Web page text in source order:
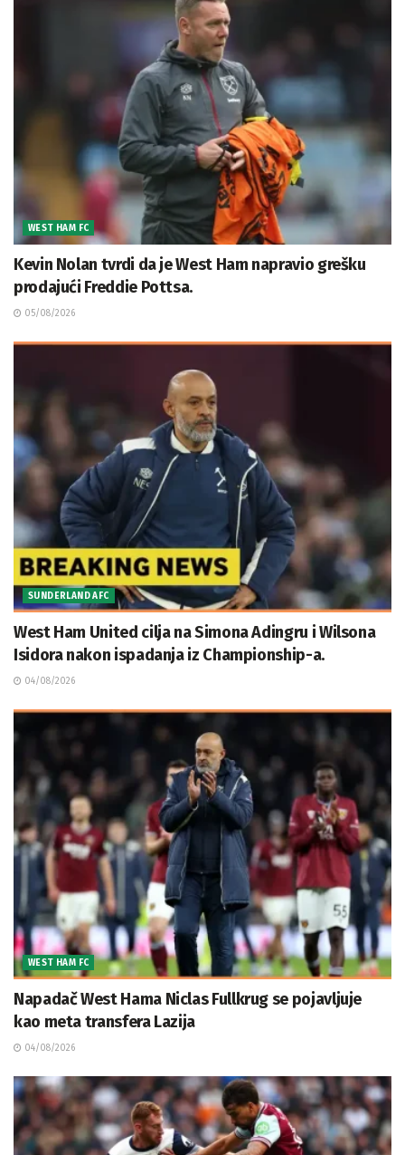
WEST HAM FC
Kevin Nolan tvrdi da je West Ham napravio grešku
prodajući Freddie Pottsa.
05/08/2026
SUNDERLAND AFC
West Ham United cilja na Simona Adingru i Wilsona
Isidora nakon ispadanja iz Championship-a.
04/08/2026
WEST HAM FC
Napadač West Hama Niclas Fullkrug se pojavljuje
kao meta transfera Lazija
04/08/2026